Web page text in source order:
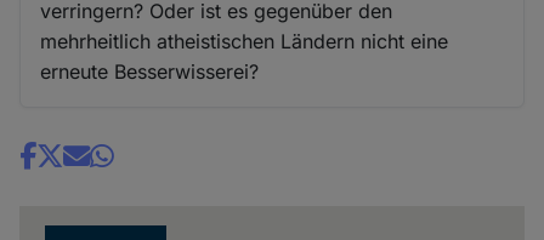
verringern? Oder ist es gegenüber den
mehrheitlich atheistischen Ländern nicht eine
erneute Besserwisserei?
Share